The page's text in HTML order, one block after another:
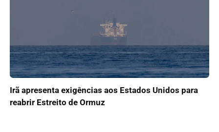
Irã apresenta exigências aos Estados Unidos para
reabrir Estreito de Ormuz